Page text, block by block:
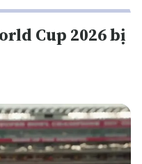
Cup 2026 bị